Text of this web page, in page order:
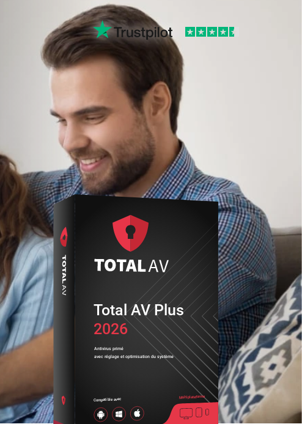
2026
Antivirus primé
avec réglage et optimisation du système
Compatible avec Multiplateforme
Total AV Plus